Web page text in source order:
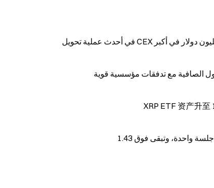
XRP ETF 资产升